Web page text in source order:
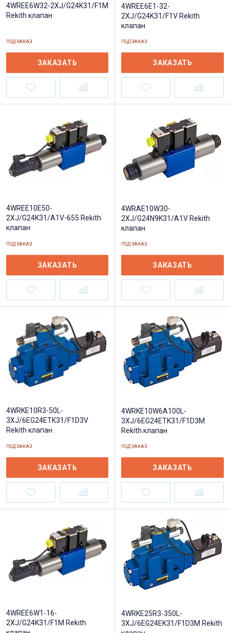
4WREE6W32-2XJ/G24K31/F1M
Rekith клапан
ПОД ЗАКАЗ
ЗАКАЗАТЬ
4WREE6E1-32-
2XJ/G24K31/F1V Rekith
клапан
ПОД ЗАКАЗ
ЗАКАЗАТЬ
4WREE10E50-
2XJ/G24K31/A1V-655 Rekith
клапан
ПОД ЗАКАЗ
ЗАКАЗАТЬ
4WRAE10W30-
2XJ/G24N9K31/A1V Rekith
клапан
ПОД ЗАКАЗ
ЗАКАЗАТЬ
4WRKE10R3-50L-
3XJ/6EG24ETK31/F1D3V
Rekith клапан
ПОД ЗАКАЗ
ЗАКАЗАТЬ
4WRKE10W6A100L-
3XJ/6EG24ETK31/F1D3M
Rekith клапан
ПОД ЗАКАЗ
ЗАКАЗАТЬ
4WREE6W1-16-
2XJ/G24K31/F1M Rekith
4WRKE25R3-350L-
3XJ/6EG24EK31/F1D3M Rekith